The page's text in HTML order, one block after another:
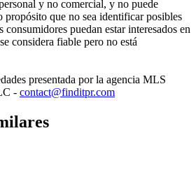
y no comercial, y no puede
propósito que no sea identificar posibles
consumidores puedan estar interesados en
considera fiable pero no está
presentada por la agencia MLS
- contact@finditpr.com